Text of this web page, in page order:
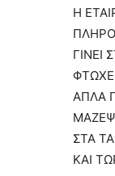
Η
ΓΙΝΕΙ
ΑΠΛΑ
ΣΤΑ
ΚΑΙ